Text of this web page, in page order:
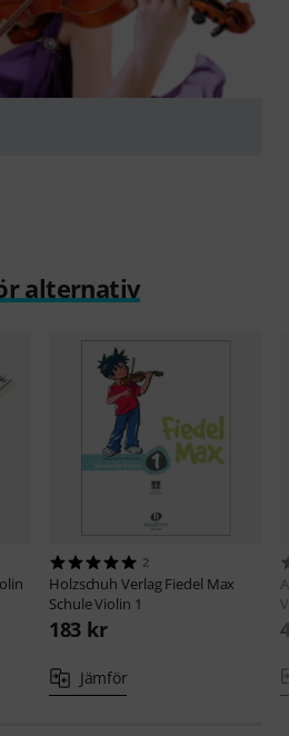
alternativ
2
Holzschuh VerlagFiedel Max
Schule Violin 1
183 kr
Jämför